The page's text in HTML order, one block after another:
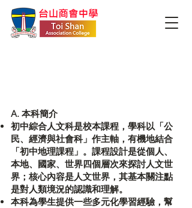
A. 本科簡介
初中綜合人文科是校本課程，學科以「公
民、經濟與社會科」作主軸，有機地結合
「初中地理課程」。課程設計是從個人、
本地、國家、世界四個層次來探討人文世
界；核心內容是人文世界，其基本關注點
是對人類境況的認識和理解。
本科為學生提供一些多元化學習經驗，幫